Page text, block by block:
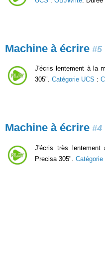
Machine à écrire #5
J'écris lentement à la
305". Catégorie UCS :
Machine à écrire #4
J'écris très lentement
Precisa 305". Catégorie